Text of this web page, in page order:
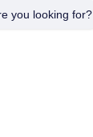
you looking for?